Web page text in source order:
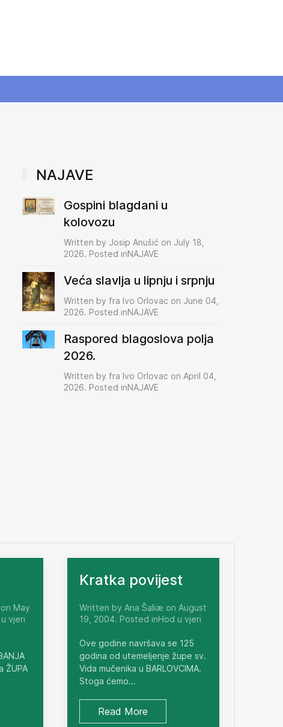
NAJAVE
Gospini blagdani u
kolovozu
Written by Josip Anušić on July 18,
2026. Posted inNAJAVE
Veća slavlja u lipnju i srpnju
Written by fra Ivo Orlovac on June 04,
2026. Posted inNAJAVE
Raspored blagoslova polja
2026.
Written by fra Ivo Orlovac on April 04,
2026. Posted inNAJAVE
May
vjeri
ŽUPA
Kratka povijest
Written by Ana Šaliæ on August
19, 2004. Posted inHod u vjeri
Ove godine navršava se 125
godina od utemeljenje župe sv.
Vida mučenika u BARLOVCIMA.
Stoga ćemo...
Read More